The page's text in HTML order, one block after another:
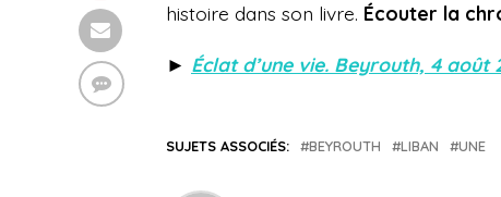
histoire dans son livre. Écouter la
► Éclat d’une vie. Beyrouth, 4 août
SUJETS ASSOCIÉS: BEYROUTH LIBAN UNE